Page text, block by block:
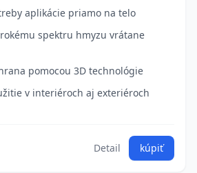
aplikácie priamo na telo
spektru hmyzu vrátane
pomocou 3D technológie
v interiéroch aj exteriéroch
Detail kúpiť